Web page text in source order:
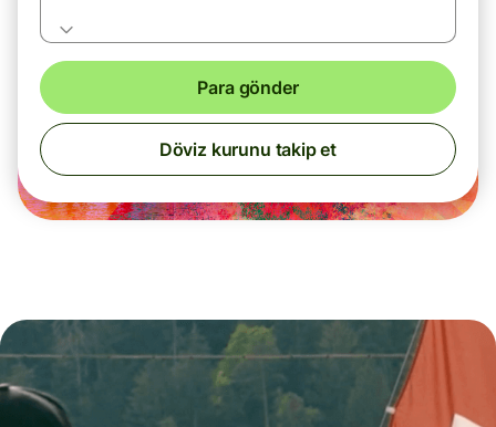
Para gönder
Döviz kurunu takip et